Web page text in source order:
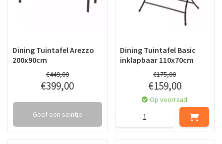
Dining Tuintafel Arezzo
200x90cm
€449,00
€399,00
Geef een seintje
Dining Tuintafel Basic
inklapbaar 110x70cm
€175,00
€159,00
Op voorraad